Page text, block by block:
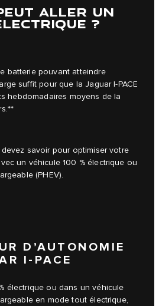
ALLER UN
?
batterie pouvant atteindre
suffit pour que la Jaguar I-PACE
hebdomadaires moyens de la
savoir pour optimiser votre
un véhicule 100 % électrique ou
(PHEV).
D’AUTONOMIE
I-PACE
électrique ou dans un véhicule
en mode tout électrique,